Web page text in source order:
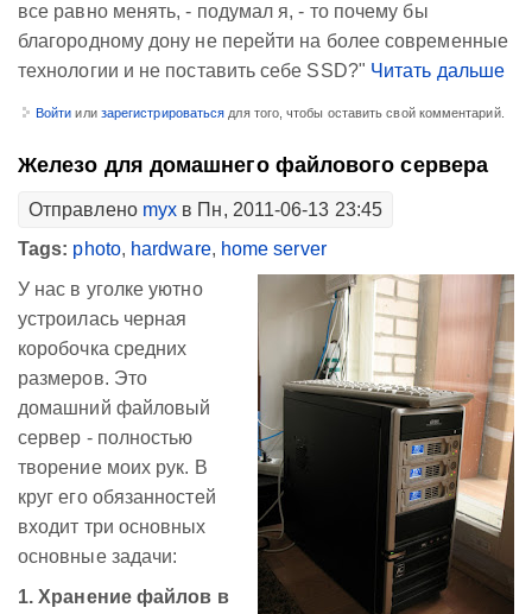
все равно менять, - подумал я, - то почему бы
благородному дону не перейти на более современные
технологии и не поставить себе SSD?" Читать дальше
Войти или зарегистрироваться для того, чтобы оставить свой комментарий.
Железо для домашнего файлового сервера
Отправлено myx в Пн, 2011-06-13 23:45
Tags: photo, hardware, home server
У нас в уголке уютно
устроилась черная
коробочка средних
размеров. Это
домашний файловый
сервер - полностью
творение моих рук. В
круг его обязанностей
входит три основных
основные задачи:
1. Хранение файлов в